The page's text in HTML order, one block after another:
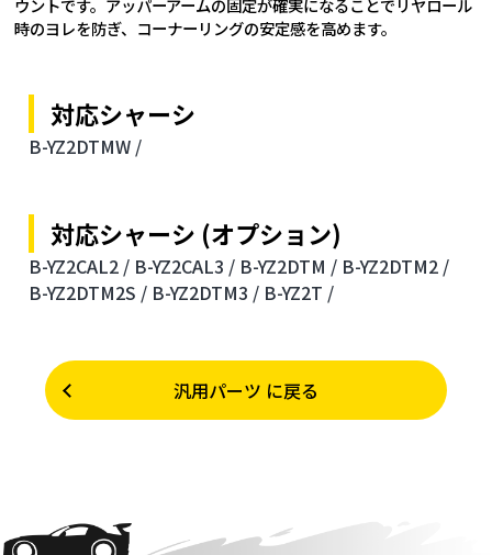
ウントです。アッパーアームの固定が確実になることでリヤロール
時のヨレを防ぎ、コーナーリングの安定感を高めます。
対応シャーシ
B-YZ2DTMW /
対応シャーシ (オプション)
B-YZ2CAL2 / B-YZ2CAL3 / B-YZ2DTM / B-YZ2DTM2 /
B-YZ2DTM2S / B-YZ2DTM3 / B-YZ2T /
汎用パーツ に戻る